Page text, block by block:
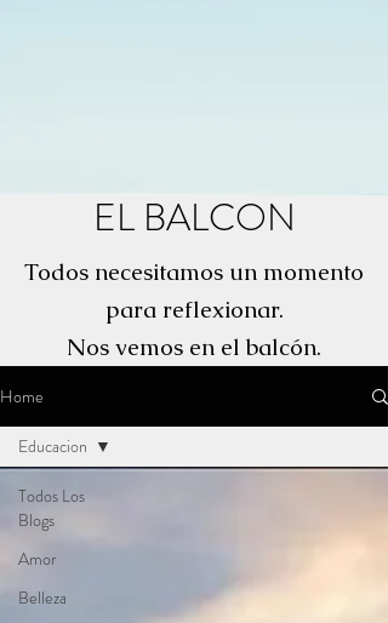
EL BALCON
Todos necesitamos un momento
para reflexionar.
Nos vemos en el balcón.
Home
Todos Los
Blogs
Amor
Belleza
Educacion